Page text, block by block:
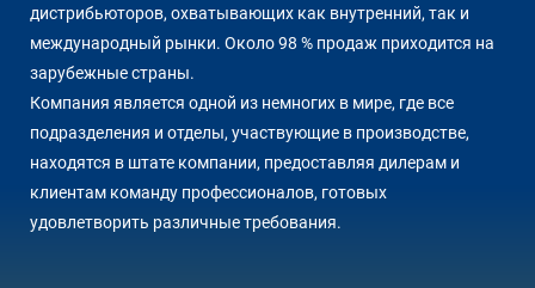
дистрибьюторов, охватывающих как внутренний, так и
международный рынки. Около 98 % продаж приходится на
зарубежные страны.
Компания является одной из немногих в мире, где все
подразделения и отделы, участвующие в производстве,
находятся в штате компании, предоставляя дилерам и
клиентам команду профессионалов, готовых
удовлетворить различные требования.